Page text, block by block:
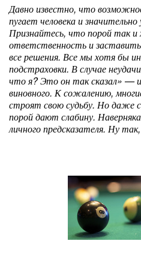
Давно известно, что
пугает человека и
Признайтесь, что порой так и
ответственность и
все решения. Все мы хотя бы
подстраховки. В случае
что я? Это он так сказал» —
виновного. К сожалению,
строят свою судьбу. Но даже
порой дают слабину.
личного предсказателя. Ну